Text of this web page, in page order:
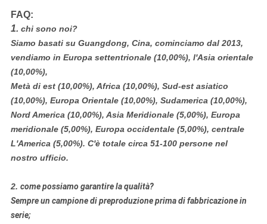
FAQ:
1. chi sono noi?
Siamo basati su Guangdong, Cina, cominciamo dal 2013,
vendiamo in Europa settentrionale (10,00%), l'Asia orientale
(10,00%),
Metà di est (10,00%), Africa (10,00%), Sud-est asiatico
(10,00%), Europa Orientale (10,00%), Sudamerica (10,00%),
Nord America (10,00%), Asia Meridionale (5,00%), Europa
meridionale (5,00%), Europa occidentale (5,00%), centrale
L'America (5,00%). C'è totale circa 51-100 persone nel
nostro ufficio.
2. come possiamo garantire la qualità?
Sempre un campione di preproduzione prima di fabbricazione in
serie;